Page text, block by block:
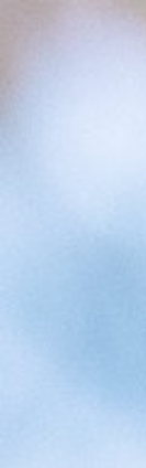
Personnalisation